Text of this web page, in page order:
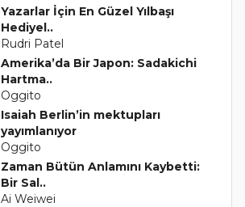
Yazarlar İçin En Güzel Yılbaşı
Hediyel..
Rudri Patel
Amerika’da Bir Japon: Sadakichi
Hartma..
Oggito
Isaiah Berlin’in mektupları
yayımlanıyor
Oggito
Zaman Bütün Anlamını Kaybetti:
Bir Sal..
Ai Weiwei